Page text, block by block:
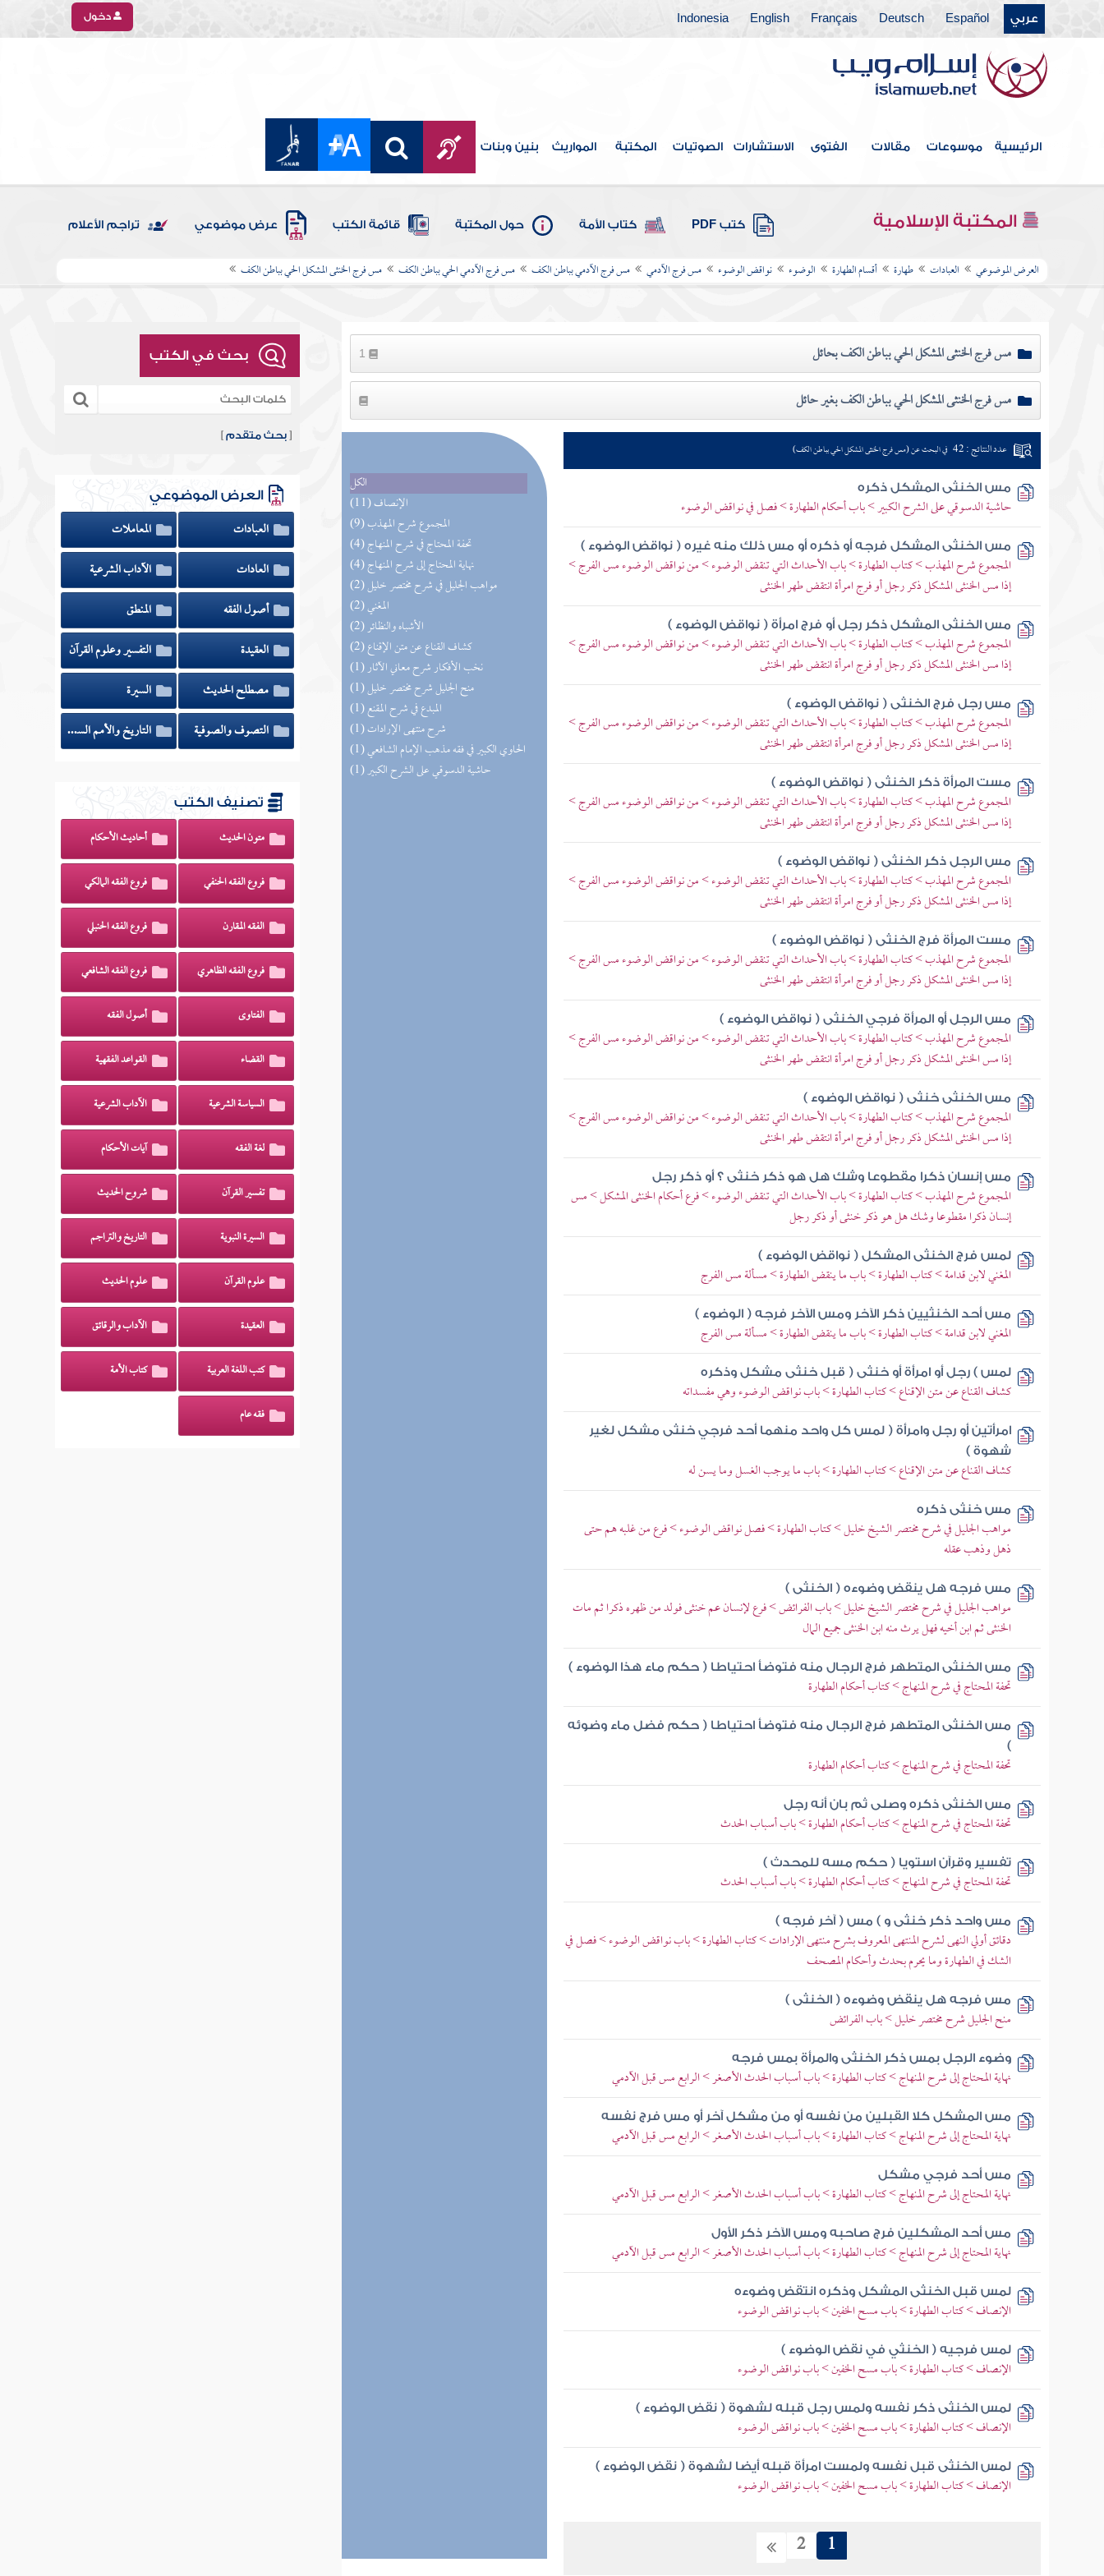
عربي Español
Deutsch
Français
English
Indonesia دخول
الرئيسية موسوعات مقالات الفتوى الاستشارات الصوتيات المكتبة المواريث بنين وبنات
المكتبة الإسلامية كتب PDF كتاب الأمة حول المكتبة قائمة الكتب عرض موضوعي تراجم الأعلام
العرض الموضوعي العبادات طهارة أقسام الطهارة الوضوء نواقض الوضوء مس فرج الآدمي مس فرج الآدمي بباطن الكف مس فرج الآدمي الحي بباطن الكف مس فرج الخنثى المشكل الحي بباطن الكف
مس فرج الخنثى المشكل الحي بباطن الكف بحائل
مس فرج الخنثى المشكل الحي بباطن الكف بغير حائل
الكل
(11) الإنصاف
(9) المجموع شرح المهذب
(4) تحفة المحتاج في شرح المنهاج
(4) نهاية المحتاج إلى شرح المنهاج
(2) مواهب الجليل في شرح مختصر خليل
(2) المغني
(2) الأشباه والنظائر
(2) كشاف القناع عن متن الإقناع
(1) نخب الأفكار شرح معاني الآثار
(1) منح الجليل شرح مختصر خليل
(1) المبدع في شرح المقنع
(1) شرح منتهى الإرادات
(1) الحاوي الكبير في فقه مذهب الإمام الشافعي
(1) حاشية الدسوقي على الشرح الكبير
عدد النتائج : 42 في البحث عن (مس فرج الخنثى المشكل الحي بباطن الكف)
مس الخنثى المشكل ذكره
حاشية الدسوقي على الشرح الكبير > باب أحكام الطهارة > فصل في نواقض الوضوء
مس الخنثى المشكل فرجه أو ذكره أو مس ذلك منه غيره ( نواقض الوضوء )
المجموع شرح المهذب > كتاب الطهارة > باب الأحداث التي تنقض الوضوء > من نواقض الوضوء مس الفرج >
إذا مس الخنثى المشكل ذكر رجل أو فرج امرأة انتقض طهر الخنثى
مس الخنثى المشكل ذكر رجل أو فرج امرأة ( نواقض الوضوء )
المجموع شرح المهذب > كتاب الطهارة > باب الأحداث التي تنقض الوضوء > من نواقض الوضوء مس الفرج >
إذا مس الخنثى المشكل ذكر رجل أو فرج امرأة انتقض طهر الخنثى
مس رجل فرج الخنثى ( نواقض الوضوء )
المجموع شرح المهذب > كتاب الطهارة > باب الأحداث التي تنقض الوضوء > من نواقض الوضوء مس الفرج >
إذا مس الخنثى المشكل ذكر رجل أو فرج امرأة انتقض طهر الخنثى
مست المرأة ذكر الخنثى ( نواقض الوضوء )
المجموع شرح المهذب > كتاب الطهارة > باب الأحداث التي تنقض الوضوء > من نواقض الوضوء مس الفرج >
إذا مس الخنثى المشكل ذكر رجل أو فرج امرأة انتقض طهر الخنثى
مس الرجل ذكر الخنثى ( نواقض الوضوء )
المجموع شرح المهذب > كتاب الطهارة > باب الأحداث التي تنقض الوضوء > من نواقض الوضوء مس الفرج >
إذا مس الخنثى المشكل ذكر رجل أو فرج امرأة انتقض طهر الخنثى
مست المرأة فرج الخنثى ( نواقض الوضوء )
المجموع شرح المهذب > كتاب الطهارة > باب الأحداث التي تنقض الوضوء > من نواقض الوضوء مس الفرج >
إذا مس الخنثى المشكل ذكر رجل أو فرج امرأة انتقض طهر الخنثى
مس الرجل أو المرأة فرجي الخنثى ( نواقض الوضوء )
المجموع شرح المهذب > كتاب الطهارة > باب الأحداث التي تنقض الوضوء > من نواقض الوضوء مس الفرج >
إذا مس الخنثى المشكل ذكر رجل أو فرج امرأة انتقض طهر الخنثى
مس الخنثى خنثى ( نواقض الوضوء )
المجموع شرح المهذب > كتاب الطهارة > باب الأحداث التي تنقض الوضوء > من نواقض الوضوء مس الفرج >
إذا مس الخنثى المشكل ذكر رجل أو فرج امرأة انتقض طهر الخنثى
مس إنسان ذكرا مقطوعا وشك هل هو ذكر خنثى ؟ أو ذكر رجل
المجموع شرح المهذب > كتاب الطهارة > باب الأحداث التي تنقض الوضوء > فرع أحكام الخنثى المشكل > مس
إنسان ذكرا مقطوعا وشك هل هو ذكر خنثى أو ذكر رجل
لمس فرج الخنثى المشكل ( نواقض الوضوء )
المغني لابن قدامة > كتاب الطهارة > باب ما ينقض الطهارة > مسألة مس الفرج
مس أحد الخنثيين ذكر الآخر ومس الآخر فرجه ( الوضوء )
المغني لابن قدامة > كتاب الطهارة > باب ما ينقض الطهارة > مسألة مس الفرج
لمس ) رجل أو امرأة أو خنثى ( قبل خنثى مشكل وذكره
كشاف القناع عن متن الإقناع > كتاب الطهارة > باب نواقض الوضوء وهي مفسداته
امرأتين أو رجل وامرأة ( لمس كل واحد منهما أحد فرجي خنثى مشكل لغير
شهوة )
كشاف القناع عن متن الإقناع > كتاب الطهارة > باب ما يوجب الغسل وما يسن له
مس خنثى ذكره
مواهب الجليل في شرح مختصر الشيخ خليل > كتاب الطهارة > فصل نواقض الوضوء > فرع من غلبه هم حتى
ذهل وذهب عقله
مس فرجه هل ينقض وضوءه ( الخنثى )
مواهب الجليل في شرح مختصر الشيخ خليل > باب الفرائض > فرع لإنسان عم خنثى فولد من ظهره ذكرا ثم مات
الخنثى ثم ابن أخيه فهل يرث منه ابن الخنثى جميع المال
مس الخنثى المتطهر فرج الرجال منه فتوضأ احتياطا ( حكم ماء هذا الوضوء )
تحفة المحتاج في شرح المنهاج > كتاب أحكام الطهارة
مس الخنثى المتطهر فرج الرجال منه فتوضأ احتياطا ( حكم فضل ماء وضوئه
)
تحفة المحتاج في شرح المنهاج > كتاب أحكام الطهارة
مس الخنثى ذكره وصلى ثم بان أنه رجل
تحفة المحتاج في شرح المنهاج > كتاب أحكام الطهارة > باب أسباب الحدث
تفسير وقرآن استويا ( حكم مسه للمحدث )
تحفة المحتاج في شرح المنهاج > كتاب أحكام الطهارة > باب أسباب الحدث
مس واحد ذكر خنثى و ) مس ( آخر فرجه )
دقائق أولي النهى لشرح المنتهى المعروف بشرح منتهى الإرادات > كتاب الطهارة > باب نواقض الوضوء > فصل في
الشك في الطهارة وما يحرم بحدث وأحكام المصحف
مس فرجه هل ينقض وضوءه ( الخنثى )
منح الجليل شرح مختصر خليل > باب الفرائض
وضوء الرجل بمس ذكر الخنثى والمرأة بمس فرجه
نهاية المحتاج إلى شرح المنهاج > كتاب الطهارة > باب أسباب الحدث الأصغر > الرابع مس قبل الآدمي
مس المشكل كلا القبلين من نفسه أو من مشكل آخر أو مس فرج نفسه
نهاية المحتاج إلى شرح المنهاج > كتاب الطهارة > باب أسباب الحدث الأصغر > الرابع مس قبل الآدمي
مس أحد فرجي مشكل
نهاية المحتاج إلى شرح المنهاج > كتاب الطهارة > باب أسباب الحدث الأصغر > الرابع مس قبل الآدمي
مس أحد المشكلين فرج صاحبه ومس الآخر ذكر الأول
نهاية المحتاج إلى شرح المنهاج > كتاب الطهارة > باب أسباب الحدث الأصغر > الرابع مس قبل الآدمي
لمس قبل الخنثى المشكل وذكره انتقض وضوءه
الإنصاف > كتاب الطهارة > باب مسح الخفين > باب نواقض الوضوء
لمس فرجيه ( الخنثي في نقض الوضوء )
الإنصاف > كتاب الطهارة > باب مسح الخفين > باب نواقض الوضوء
لمس الخنثى ذكر نفسه ولمس رجل قبله لشهوة ( نقض الوضوء )
الإنصاف > كتاب الطهارة > باب مسح الخفين > باب نواقض الوضوء
لمس الخنثى قبل نفسه ولمست امرأة قبله أيضا لشهوة ( نقض الوضوء )
الإنصاف > كتاب الطهارة > باب مسح الخفين > باب نواقض الوضوء
1
2
بحث في الكتب
[بحث متقدم ]
العرض الموضوعي
العبادات
المعاملات
العادات
الآداب الشرعية
أصول الفقه
المنطق
العقيدة
التفسير وعلوم القرآن
مصطلح الحديث
السيرة
التصوف والصوفية
التاريخ والأمم السابقة
تصنيف الكتب
متون الحديث أحاديث الأحكام
فروع الفقه الحنفي فروع الفقه المالكي
الفقه المقارن فروع الفقه الحنبلي
فروع الفقه الظاهري فروع الفقه الشافعي
الفتاوى أصول الفقه
القضاء القواعد الفقهية
السياسة الشرعية الآداب الشرعية
لغة الفقه آيات الأحكام
تفسير القرآن شروح الحديث
السيرة النبوية التاريخ والتراجم
علوم القرآن علوم الحديث
العقيدة الآداب والرقائق
كتب اللغة العربية كتاب الأمة
فقه عام